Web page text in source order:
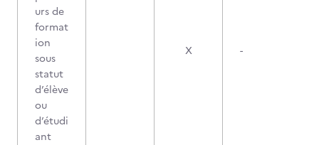
urs de
format
ion
sous
statut
d’élève
ou
d’étudi
ant
X -